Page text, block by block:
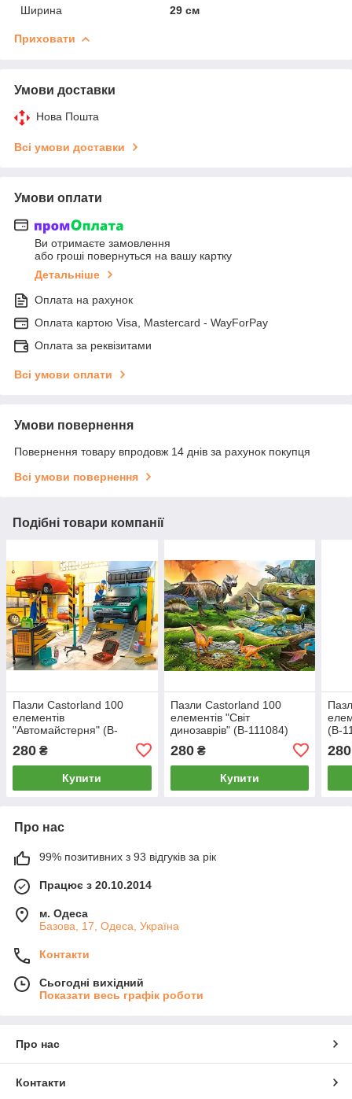
Ширина
29 см
Приховати
Умови доставки
Нова Пошта
Всі умови доставки
Умови оплати
Ви отримаєте замовлення
або гроші повернуться на вашу картку
Детальніше
Оплата на рахунок
Оплата картою Visa, Mastercard - WayForPay
Оплата за реквізитами
Всі умови оплати
Умови повернення
Повернення товару впродовж 14 днів за рахунок покупця
Всі умови повернення
Подібні товари компанії
Пазли Castorland 100
елементів
"Автомайстерня" (B-
280 ₴
Купити
Пазли Castorland 100
елементів "Світ
динозаврів" (B-111084)
280₴
Купити
(B-
280
Про нас
99% позитивних з 93 відгуків за рік
Працює з 20.10.2014
м. Одеса
Базова, 17, Одеса, Україна
Контакти
Сьогодні вихідний
Показати весь графік роботи
Про нас
Контакти